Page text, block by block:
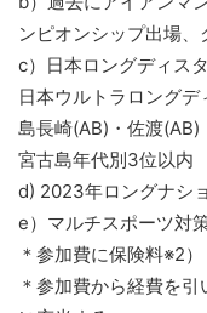
ンピオンシップ出場、
c）日本ロングディス
日本ウルトラロング
島長崎(AB)・佐渡(AB)
宮古島年代別3位以内
d) 2023年ロングナシ
e）マルチスポーツ対
＊参加費に保険料※2
＊参加費から経費を